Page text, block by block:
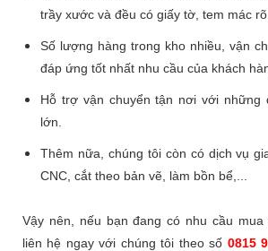
trầy xước và đều có giấy tờ, tem mác rõ
Số lượng hàng trong kho nhiều, vận
đáp ứng tốt nhất nhu cầu của khách
Hỗ trợ vận chuyển tận nơi với những
lớn.
Thêm nữa, chúng tôi còn có dịch vụ
CNC, cắt theo bản vẽ, làm bồn bể,...
Vậy nên, nếu bạn đang có nhu cầu
liên hệ ngay với chúng tôi theo số 0815